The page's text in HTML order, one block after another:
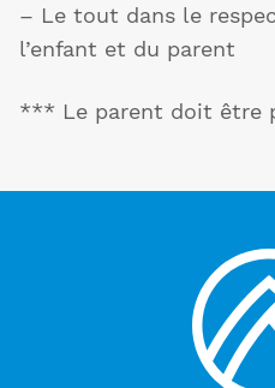
– Le tout dans le
l’enfant et du parent
*** Le parent doit être